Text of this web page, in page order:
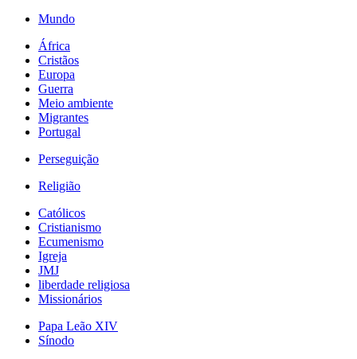
Mundo
África
Cristãos
Europa
Guerra
Meio ambiente
Migrantes
Portugal
Perseguição
Religião
Católicos
Cristianismo
Ecumenismo
Igreja
JMJ
liberdade religiosa
Missionários
Papa Leão XIV
Sínodo